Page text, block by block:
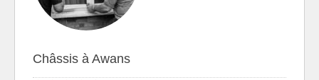
Châssis à Awans